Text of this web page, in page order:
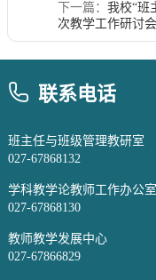
下一篇： 我校“班
次教学工作研讨会
联系电话
班主任与班级管理教研室
027-67868132
学科教学论教师工作办公室
027-67868130
教师教学发展中心
027-67866829